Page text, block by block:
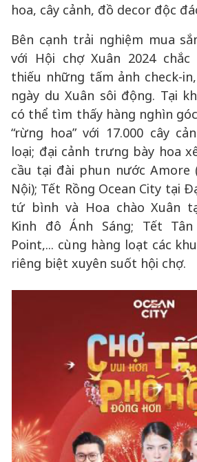
hoa, cây cảnh, đồ decor độc
Bên cạnh trải nghiệm mua
với Hội chợ Xuân 2024
thiếu những tấm ảnh check-
ngày du Xuân sôi động. Tại
có thể tìm thấy hàng nghìn
“rừng hoa” với 17.000 cây
loại; đại cảnh trưng bày hoa
cầu tại đài phun nước Amore
Nội); Tết Rồng Ocean City tại
tứ bình và Hoa chào Xuân
Kinh đô Ánh Sáng; Tết
Point,... cùng hàng loạt các
riêng biệt xuyên suốt hội chợ.